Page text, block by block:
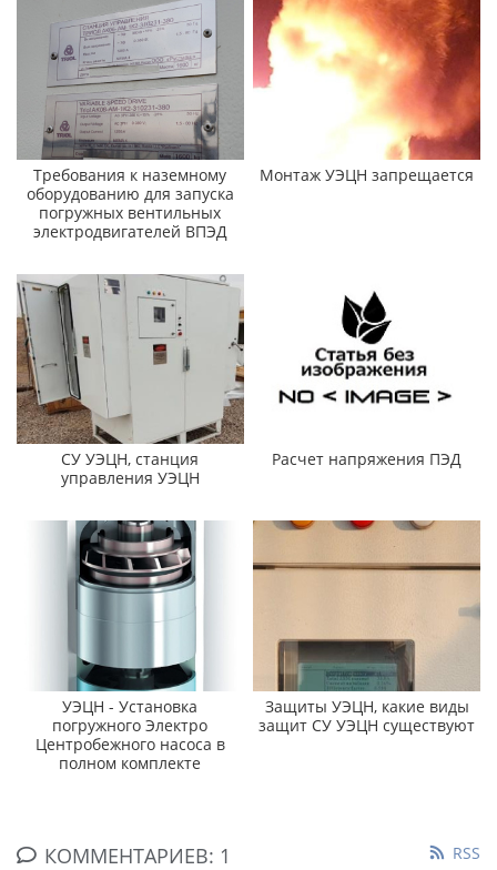
Требования к наземному
оборудованию для запуска
погружных вентильных
электродвигателей ВПЭД
Монтаж УЭЦН запрещается
СУ УЭЦН, станция
управления УЭЦН
Расчет напряжения ПЭД
УЭЦН - Установка
погружного Электро
Центробежного насоса в
полном комплекте
Защиты УЭЦН, какие виды
защит СУ УЭЦН существуют
КОММЕНТАРИЕВ: 1 RSS